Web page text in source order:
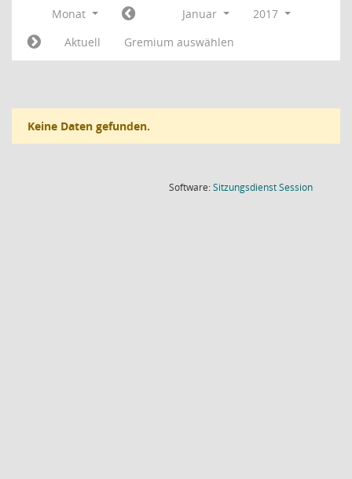
Monat Januar
2017
Aktuell
Gremium auswählen
Keine Daten gefunden.
Software:SitzungsdienstSession(Wird in